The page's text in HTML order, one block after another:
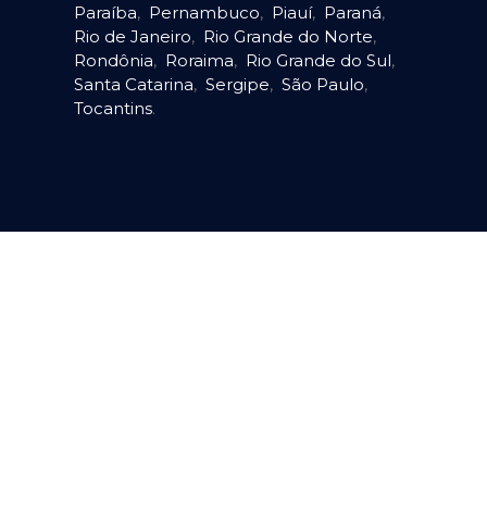
Paraíba, Pernambuco, Piauí, Paraná,
Rio de Janeiro, Rio Grande do Norte,
Rondônia, Roraima, Rio Grande do Sul,
Santa Catarina, Sergipe, São Paulo,
Tocantins.